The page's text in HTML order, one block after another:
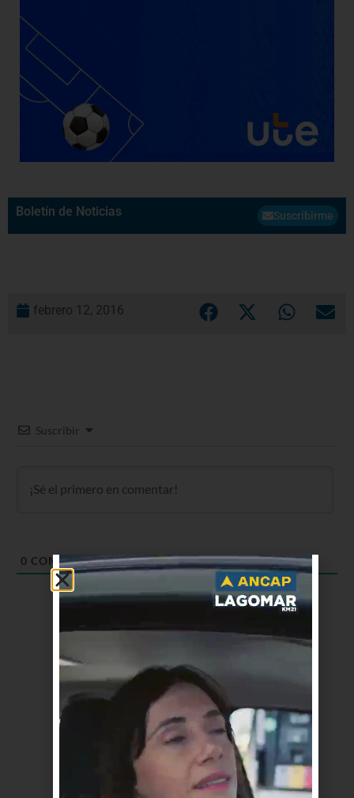
Boletín de Noticias Suscribirme
febrero 12, 2016
Suscribir
0 COMENTARIOS